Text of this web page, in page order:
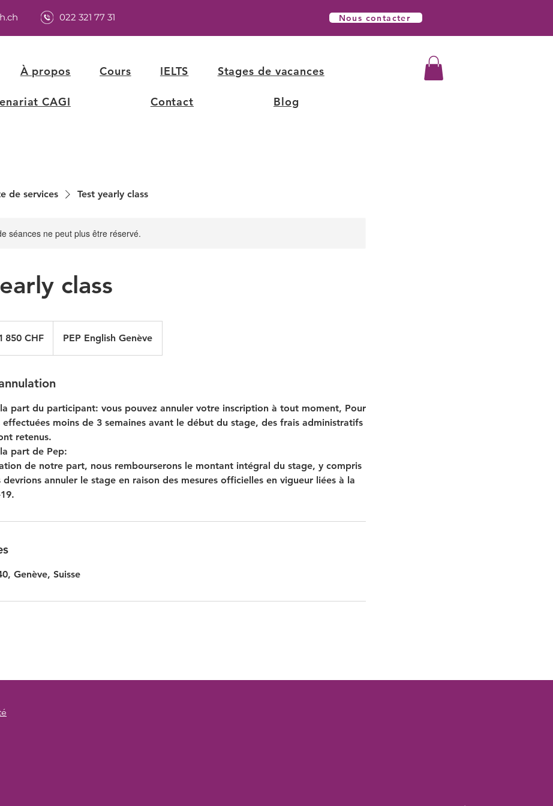
022 321 77 31 Nous contacter
À propos Cours IELTS Stages de vacances
CAGI Contact Blog
de services Test yearly class
séances ne peut plus être réservé.
class
850 CHF PEP English Genève
part du participant: vous pouvez annuler votre inscription à tout moment, Pour
effectuées moins de 3 semaines avant le début du stage, des frais administratifs
retenus.
part de Pep:
de notre part, nous rembourserons le montant intégral du stage, y compris
devrions annuler le stage en raison des mesures officielles en vigueur liées à la
Genève, Suisse